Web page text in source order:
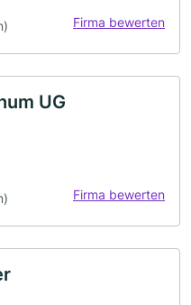
Firma bewerten
UG
Firma bewerten